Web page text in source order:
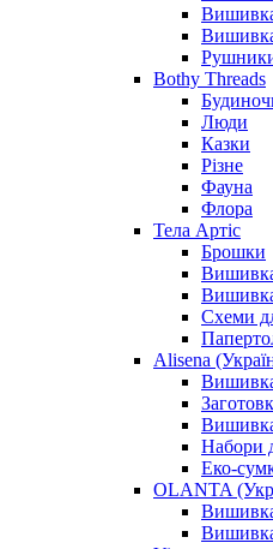
Bothy Threads
Люди
Казки
Різне
Фауна
Флора
Тела Артіс
Брошки
Схеми
Alisena
Вишивка
Вишивка
Набори
Еко-
OLANTA